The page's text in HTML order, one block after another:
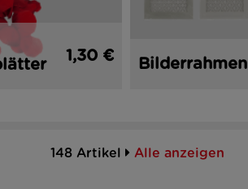
1,30 € Bilderrahmen
148 Artikel Alle anzeigen